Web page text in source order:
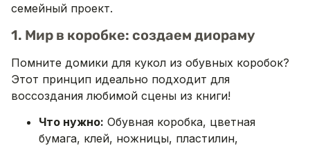
семейный проект.
1. Мир в коробке: создаем диораму
Помните домики для кукол из обувных коробок?
Этот принцип идеально подходит для
воссоздания любимой сцены из книги!
Что нужно: Обувная коробка, цветная
бумага, клей, ножницы, пластилин,